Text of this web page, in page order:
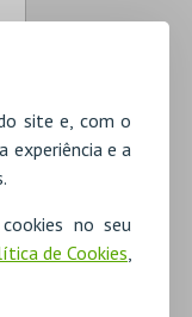
site e, com o
experiência e a
no seu
de Cookies,